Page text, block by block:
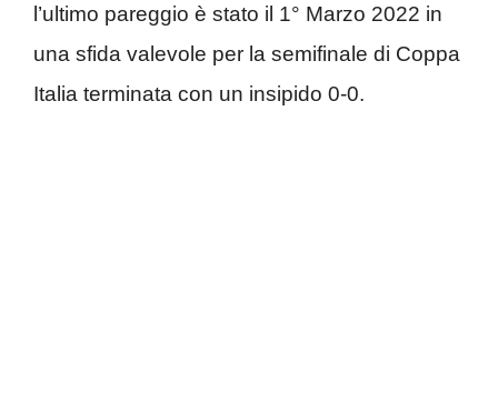
l’ultimo pareggio è stato il 1° Marzo 2022 in
una sfida valevole per la semifinale di Coppa
Italia terminata con un insipido 0-0.